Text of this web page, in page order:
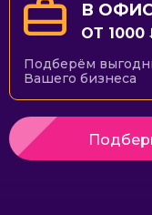
В
ОТ 1000
Подберём
Вашего бизнеса